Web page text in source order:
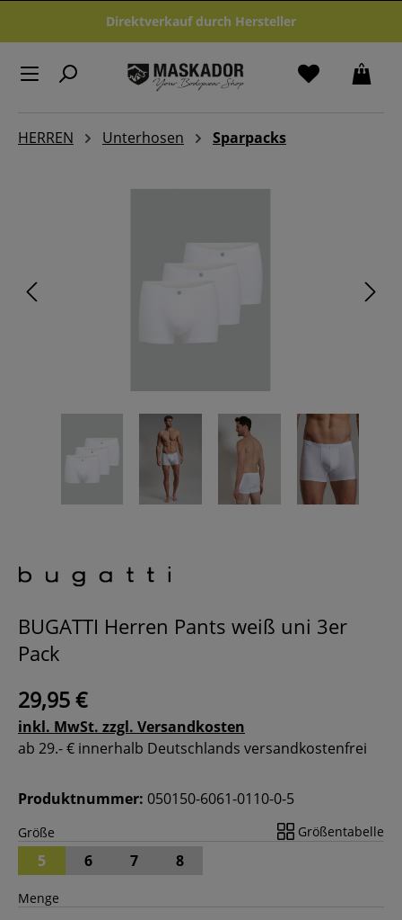
Zum Hauptinhalt springenDirektverkauf durch Hersteller
HERREN Unterhosen Sparpacks
BUGATTI Herren Pants weiß uni 3er
Pack
29,95 €
inkl. MwSt. zzgl. Versandkosten
ab 29.- € innerhalb Deutschlands versandkostenfrei
Produktnummer: 050150-6061-0110-0-5
Größe Größentabelle
5 6 7 8
Menge